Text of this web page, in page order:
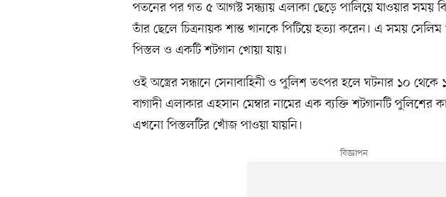
পতনের পর গত ৫ আগস্ট সন্ধ্যায় এলাকা ছেড়ে পালিয়ে যাওয়ার সময়
তাঁর ছেলে চিত্রনায়ক শান্ত খানকে পিটিয়ে হত্যা করেন। এ সময়
পিস্তল ও একটি শটগান খোয়া যায়।
ওই অস্ত্রের সন্ধানে সেনাবাহিনী ও পুলিশ তৎপর হলে ঘটনার ১০
বাগাদী এলাকার এহসান মেম্বার নামের এক ব্যক্তি শটগানটি পুলিশের
এখনো পিস্তলটির খোঁজ পাওয়া যায়নি।